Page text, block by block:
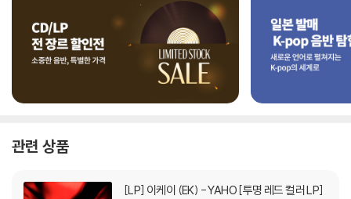
관련 상품
[LP] 이케이 (EK) - YAHO [투명 레드 컬러 LP]